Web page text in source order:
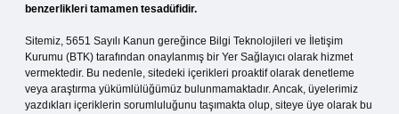
benzerlikleri tamamen tesadüfidir.
Sitemiz, 5651 Sayılı Kanun gereğince Bilgi Teknolojileri ve İletişim
Kurumu (BTK) tarafından onaylanmış bir Yer Sağlayıcı olarak hizmet
vermektedir. Bu nedenle, sitedeki içerikleri proaktif olarak denetleme
veya araştırma yükümlülüğümüz bulunmamaktadır. Ancak, üyelerimiz
yazdıkları içeriklerin sorumluluğunu taşımakta olup, siteye üye olarak bu